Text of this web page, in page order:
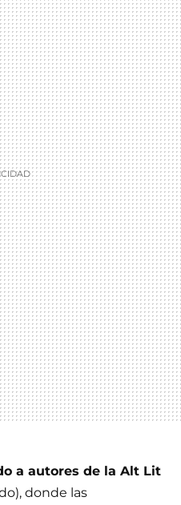
a autores de la Alt Lit
donde las